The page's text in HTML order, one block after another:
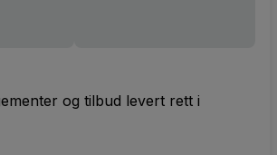
og tilbud levert rett i